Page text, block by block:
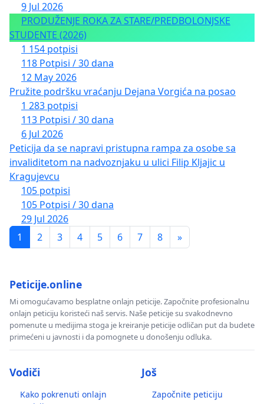
9 Jul 2026
PRODUŽENJE ROKA ZA STARE/PREDBOLONJSKE
STUDENTE (2026)
1 154 potpisi
118 Potpisi / 30 dana
12 May 2026
Pružite podršku vraćanju Dejana Vorgića na posao
1 283 potpisi
113 Potpisi / 30 dana
6 Jul 2026
Peticija da se napravi pristupna rampa za osobe sa
invaliditetom na nadvoznjaku u ulici Filip Kljajic u
Kragujevcu
105 potpisi
105 Potpisi / 30 dana
29 Jul 2026
1
2 3 4 5 6 7 8 »
Peticije.online
Mi omogućavamo besplatne onlajn peticije. Započnite profesionalnu
onlajn peticiju koristeći naš servis. Naše peticije su svakodnevno
pomenute u medijima stoga je kreiranje peticije odličan put da budete
primećeni u javnosti i da pomognete u donošenju odluka.
Vodiči
Kako pokrenuti onlajn
Još
Započnite peticiju